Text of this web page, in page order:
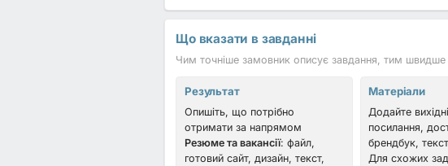
Що вказати в завданні
Чим точніше замовник описує завдання, тим швидше
Результат
Опишіть, що потрібно
отримати за напрямом
Резюме та вакансії: файл,
готовий сайт, дизайн, текст,
Матеріали
Додайте
посилання,
брендбук,
Для схожих